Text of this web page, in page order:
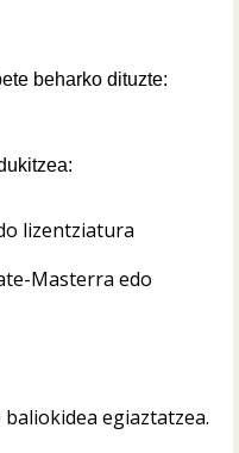
beharko dituzte:
lizentziatura
Masterra edo
egiaztatzea.